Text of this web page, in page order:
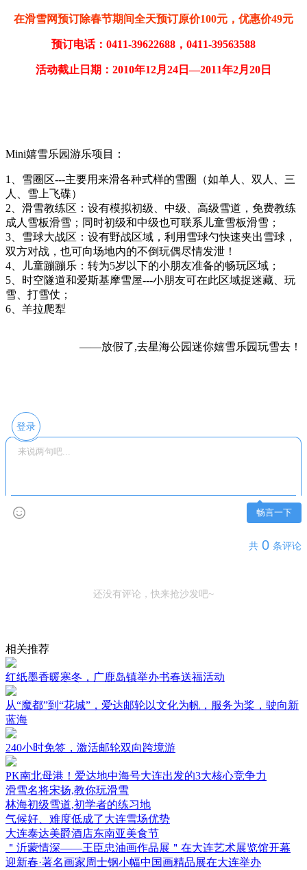
在滑雪网预订除春节期间全天预订原价100元，优惠价49元
预订电话：0411-39622688，0411-39563588
活动截止日期：2010年12月24日—2011年2月20日
Mini嬉雪乐园游乐项目：
1、雪圈区---主要用来滑各种式样的雪圈（如单人、双人、三
人、雪上飞碟）
2、滑雪教练区：设有模拟初级、中级、高级雪道，免费教练
成人雪板滑雪；同时初级和中级也可联系儿童雪板滑雪；
3、雪球大战区：设有野战区域，利用雪球勺快速夹出雪球，
双方对战，也可向场地内的不倒玩偶尽情发泄！
4、儿童蹦蹦乐：转为5岁以下的小朋友准备的畅玩区域；
5、时空隧道和爱斯基摩雪屋---小朋友可在此区域捉迷藏、玩
雪、打雪仗；
6、羊拉爬犁
——放假了,去星海公园迷你嬉雪乐园玩雪去！
登录
畅言一下
共 0 条评论
还没有评论，快来抢沙发吧~
相关推荐
红纸墨香暖寒冬，广鹿岛镇举办书春送福活动
从“魔都”到“花城”，爱达邮轮以文化为帆，服务为桨，驶向新
蓝海
240小时免签，激活邮轮双向跨境游
PK南北母港！爱达地中海号大连出发的3大核心竞争力
滑雪名将宋扬,教你玩滑雪
林海初级雪道,初学者的练习地
气候好、难度低成了大连雪场优势
大连泰达美爵酒店东南亚美食节
＂沂蒙情深——王臣忠油画作品展＂在大连艺术展览馆开幕
迎新春·著名画家周士钢小幅中国画精品展在大连举办